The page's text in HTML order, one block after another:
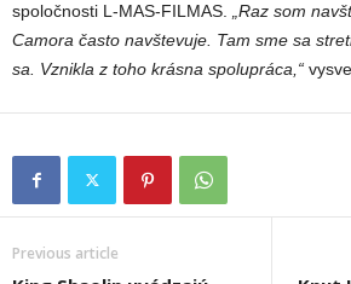
spoločnosti L-MAS-FILMAS. „Raz som
Camora často navštevuje. Tam sme sa
sa. Vznikla z toho krásna spolupráca,“
Previous article